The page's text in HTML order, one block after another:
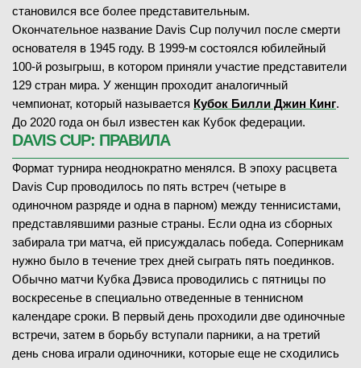
A. Soriano Barrera (403)
08.02.2026
ЗАВЕРШЁН
M. Mrva(317)
В O. Wallin(425)
1-й сет 4-6
2-й сет 61 -7 7
становился все более представительным.
Окончательное название Davis Cup получил после смерти
основателя в 1945 году. В 1999-м состоялся юбилейный
100-й розыгрыш, в котором приняли участие представители
129 стран мира. У женщин проходит аналогичный
чемпионат, который называется Кубок Билли Джин Кинг.
До 2020 года он был известен как Кубок федерации.
DAVIS CUP: ПРАВИЛА
Формат турнира неоднократно менялся. В эпоху расцвета
Davis Cup проводилось по пять встреч (четыре в
одиночном разряде и одна в парном) между теннисистами,
представлявшими разные страны. Если одна из сборных
забирала три матча, ей присуждалась победа. Соперникам
нужно было в течение трех дней сыграть пять поединков.
Обычно матчи Кубка Дэвиса проводились с пятницы по
воскресенье в специально отведенные в теннисном
календаре сроки. В первый день проходили две одиночные
встречи, затем в борьбу вступали парники, а на третий
день снова играли одиночники, которые еще не сходились